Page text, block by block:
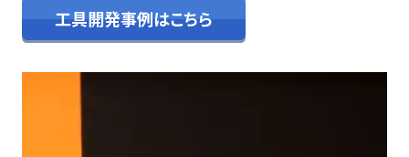
工具開発事例はこちら